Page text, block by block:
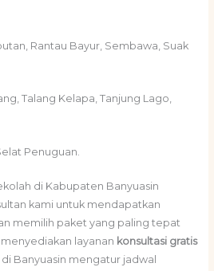
Rantau Bayur, Sembawa, Suak
Talang Kelapa, Tanjung Lago,
Penuguan.
di Kabupaten Banyuasin
kami untuk mendapatkan
memilih paket yang paling tepat
layanan konsultasi gratis
Banyuasin mengatur jadwal